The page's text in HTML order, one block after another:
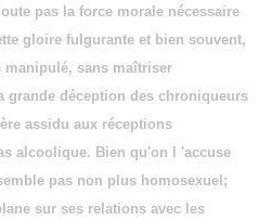
pas la force morale nécessaire
gloire fulgurante et bien souvent,
sans maîtriser
grande déception des chroniqueurs
assidu aux réceptions
alcoolique. Bien qu'on l 'accuse
pas non plus homosexuel;
sur ses relations avec les